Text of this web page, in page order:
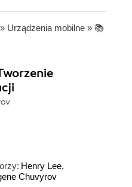
» Urządzenia mobilne » 📚
Henry Lee,
Chuvyrov